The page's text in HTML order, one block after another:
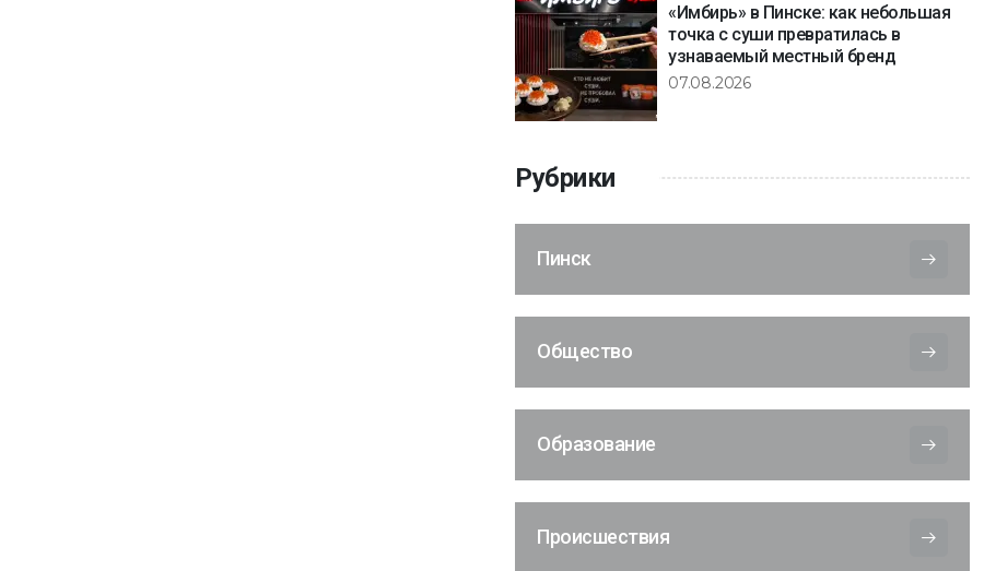
«Имбирь» в Пинске: как небольшая
точка с суши превратилась в
узнаваемый местный бренд
07.08.2026
Рубрики
Пинск
Общество
Образование
Происшествия